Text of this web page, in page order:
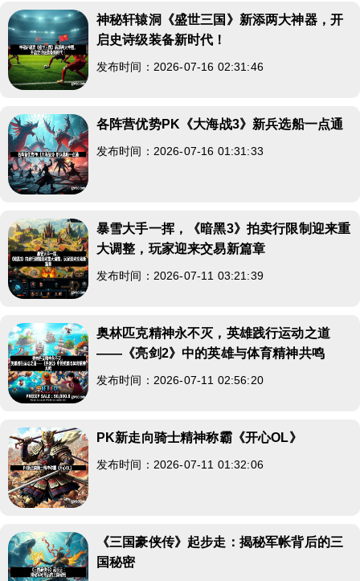
神秘轩辕洞《盛世三国》新添两大神器，开
启史诗级装备新时代！
发布时间：2026-07-16 02:31:46
各阵营优势PK《大海战3》新兵选船一点通
发布时间：2026-07-16 01:31:33
暴雪大手一挥，《暗黑3》拍卖行限制迎来重
大调整，玩家迎来交易新篇章
发布时间：2026-07-11 03:21:39
奥林匹克精神永不灭，英雄践行运动之道
——《亮剑2》中的英雄与体育精神共鸣
发布时间：2026-07-11 02:56:20
PK新走向骑士精神称霸《开心OL》
发布时间：2026-07-11 01:32:06
《三国豪侠传》起步走：揭秘军帐背后的三
国秘密